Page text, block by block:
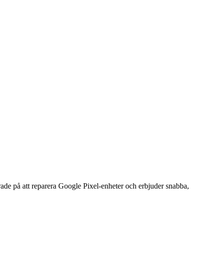
på att reparera Google Pixel-enheter och erbjuder snabba,